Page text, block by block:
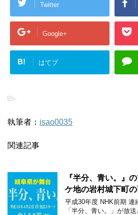
Twitter
Google+
B! はてブ
-
執筆者： isao0035
関連記事
『半分、青い。』
ケ地の岩村城下町
平成30年度 NHK前期 連
「半分、青い。」が放